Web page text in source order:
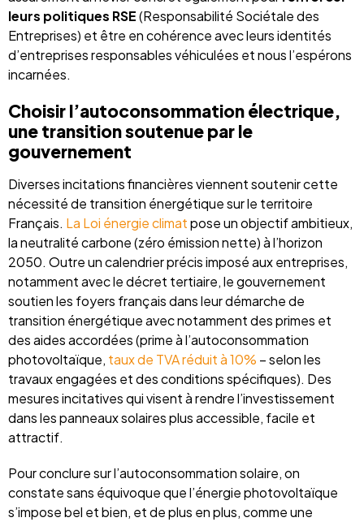
leurs politiques RSE(Responsabilité Sociétale des
Entreprises) et être en cohérence avec leurs identités
d’entreprises responsables véhiculées et nous l’espérons
incarnées.
Choisir l’autoconsommation électrique,
une transition soutenue par le
gouvernement
Diverses incitations financières viennent soutenir cette
nécessité de transition énergétique sur le territoire
Français. La Loi énergie climatpose un objectif ambitieux,
la neutralité carbone (zéro émission nette) à l’horizon
2050. Outre un calendrier précis imposé aux entreprises,
notamment avec le décret tertiaire, le gouvernement
soutien les foyers français dans leur démarche de
transition énergétique avec notamment des primes et
des aides accordées (prime à l’autoconsommation
photovoltaïque, taux de TVA réduit à 10% – selon les
travaux engagées et des conditions spécifiques). Des
mesures incitatives qui visent à rendre l’investissement
dans les panneaux solaires plus accessible, facile et
attractif.
Pour conclure sur l’autoconsommation solaire, on
constate sans équivoque que l’énergie photovoltaïque
s’impose bel et bien, et de plus en plus, comme une